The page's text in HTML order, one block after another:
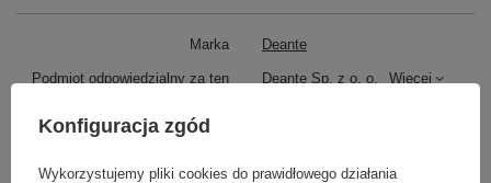
Szerokość [mm]
720
Tak
Głębokość [mm]
450
Korek click-clack w zestawie
Marka Deante
Podmiot odpowiedzialny za ten
Deante Sp. z o. o. Więcej
Symbol
Konfiguracja zgód
Wykorzystujemy pliki cookies do prawidłowego działania